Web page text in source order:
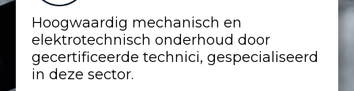
Hoogwaardig mechanisch en
elektrotechnisch onderhoud door
gecertificeerde technici, gespecialiseerd
in deze sector.